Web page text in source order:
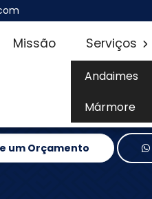
Missão Serviços
Andaimes
Mármore
um Orçamento